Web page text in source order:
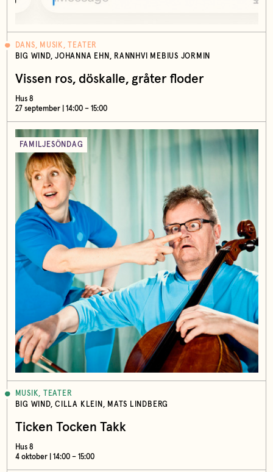
DANS, MUSIK, TEATER
BIG WIND, JOHANNA EHN, RANNHVI MEBIUS JORMIN
Vissen ros, döskalle, gråter floder
Hus 8
27 september | 14:00 – 15:00
FAMILJESÖNDAG
MUSIK, TEATER
BIG WIND, CILLA KLEIN, MATS LINDBERG
Ticken Tocken Takk
Hus 8
4 oktober | 14:00 – 15:00